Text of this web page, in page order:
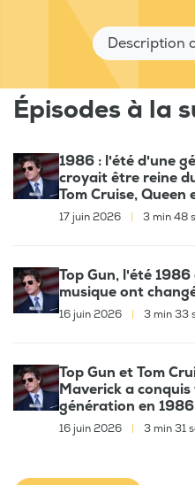
Description
Épisodes à la
1986 : l'été d'une
croyait être reine
Tom Cruise, Queen
17 juin 2026 3 min 48
Top Gun, l'été
musique ont
16 juin 2026 3 min 33
Top Gun et Tom
Maverick a
génération en 1986
16 juin 2026 3 min 31